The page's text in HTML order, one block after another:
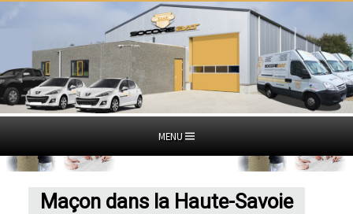
MENU
Maçon dans la Haute-Savoie